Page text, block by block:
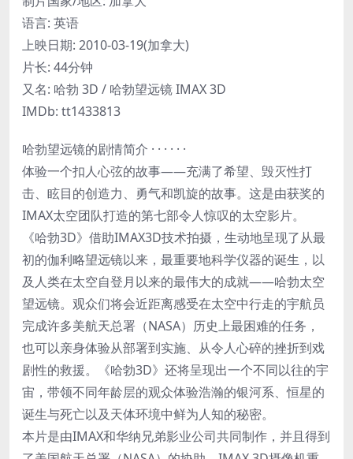
语言: 英语
上映日期: 2010-03-19(加拿大)
片长: 44分钟
又名: 哈勃 3D / 哈勃望远镜 IMAX 3D
IMDb: tt1433813
哈勃望远镜的剧情简介 · · · · · ·
体验一个扣人心弦的故事——充满了希望、毁灭性打
击、眩目的创造力、勇气和凯旋的故事。这是由获奖的
IMAX太空团队打造的第七部令人惊叹的太空影片。
《哈勃3D》借助IMAX3D技术拍摄，生动地呈现了从最
初的伽利略望远镜以来，最重要地科学仪器的诞生，以
及人类在太空自登月以来的最伟大的成就——哈勃太空
望远镜。观众们将会近距离感受在太空中行走的宇航员
完成许多美航天总署（NASA）历史上最困难的任务，
也可以亲身体验从部署到实施、从令人心碎的挫折到戏
剧性的救援。《哈勃3D》还将呈现出一个不同以往的宇
宙，带领不同年龄层的观众体验浩瀚的银河系、恒星的
诞生与死亡以及天体环境中鲜为人知的秘密。
本片是由IMAX和华纳兄弟影业公司共同制作，并且得到